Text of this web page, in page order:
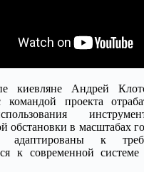
киевляне Андрей
командой проекта
обстановки в масштабах
к
к современной системе